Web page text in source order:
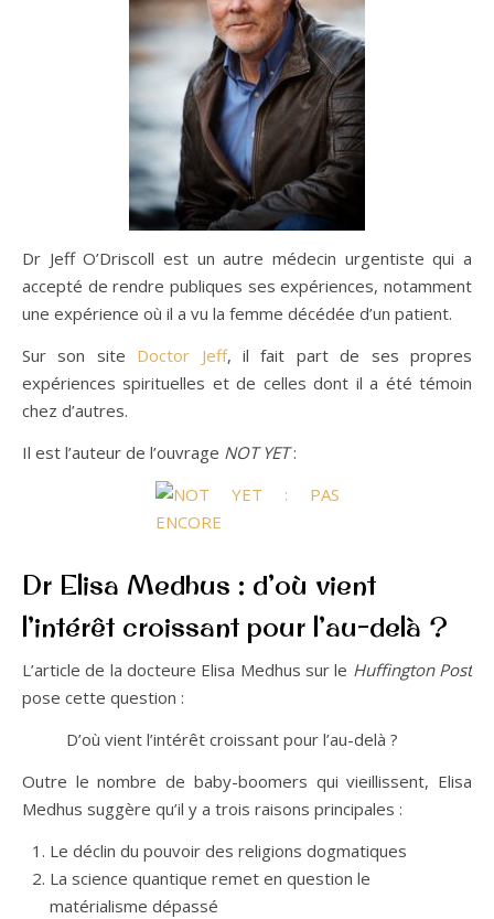
Dr Jeff O’Driscoll est un autre médecin urgentiste qui a
accepté de rendre publiques ses expériences, notamment
une expérience où il a vu la femme décédée d’un patient.
Sur son site Doctor Jeff, il fait part de ses propres
expériences spirituelles et de celles dont il a été témoin
chez d’autres.
Il est l’auteur de l’ouvrage NOT YET:
Dr Elisa Medhus : d’où vient
l’intérêt croissant pour l’au-delà ?
L’article de la docteure Elisa Medhus sur le Huffington Post
pose cette question :
D’où vient l’intérêt croissant pour l’au-delà ?
Outre le nombre de baby-boomers qui vieillissent, Elisa
Medhus suggère qu’il y a trois raisons principales :
Le déclin du pouvoir des religions dogmatiques
La science quantique remet en question le
matérialisme dépassé